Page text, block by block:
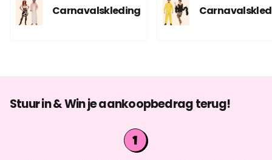
Carnavalskleding
Stuur in & Win je aankoopbedrag terug!